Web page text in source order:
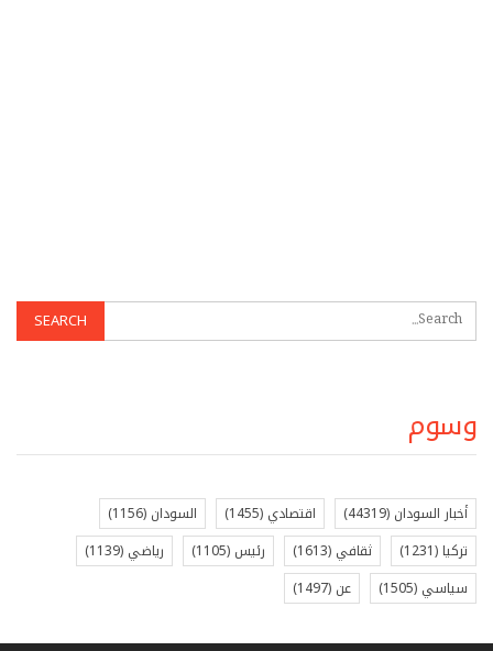
وسوم
أخبار السودان (44319) اقتصادي (1455) السودان (1156)
تركيا (1231) ثقافي (1613) رئيس (1105) رياضي (1139)
سياسي (1505) عن (1497)